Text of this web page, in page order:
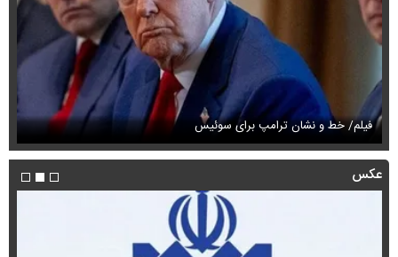
فیلم/ خط و نشان ترامپ برای سوئیس
عکس